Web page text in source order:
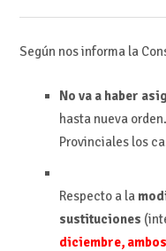
Según nos informa la
No va a haber
hasta nueva
Provinciales los
Respecto a la
sustituciones
diciembre,